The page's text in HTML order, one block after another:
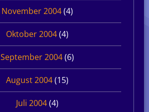
November 2004(4)
Oktober 2004(4)
September 2004(6)
August 2004(15)
Juli 2004(4)